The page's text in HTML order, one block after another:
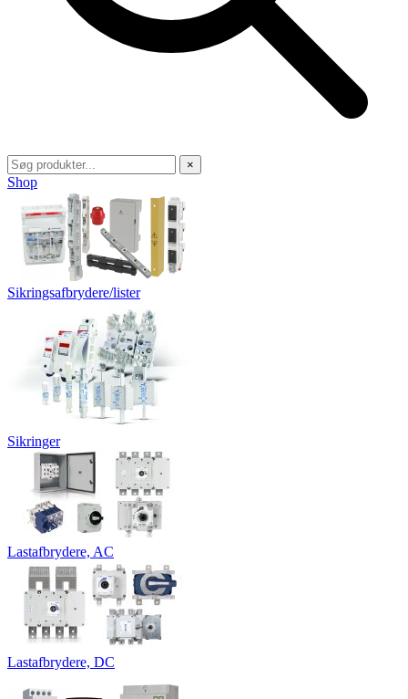
×
Shop
Sikringsafbrydere/lister
Sikringer
Lastafbrydere, AC
Lastafbrydere, DC